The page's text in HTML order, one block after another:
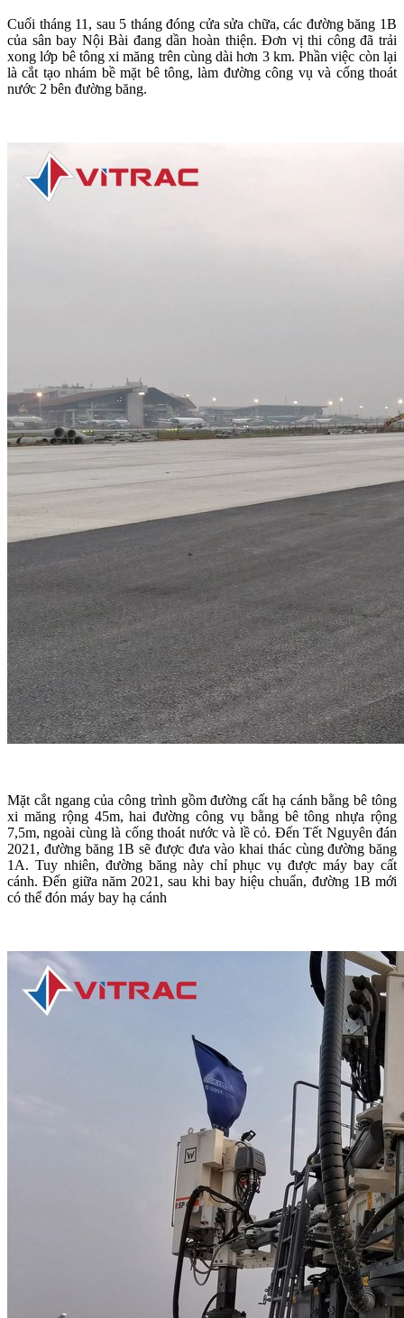
Cuối tháng 11, sau 5 tháng đóng cửa sửa chữa, các đường băng 1B
của sân bay Nội Bài đang dần hoàn thiện. Đơn vị thi công đã trải
xong lớp bê tông xi măng trên cùng dài hơn 3 km. Phần việc còn lại
là cắt tạo nhám bề mặt bê tông, làm đường công vụ và cống thoát
nước 2 bên đường băng.
Mặt cắt ngang của công trình gồm đường cất hạ cánh bằng bê tông
xi măng rộng 45m, hai đường công vụ bằng bê tông nhựa rộng
7,5m, ngoài cùng là cống thoát nước và lề cỏ. Đến Tết Nguyên đán
2021, đường băng 1B sẽ được đưa vào khai thác cùng đường băng
1A. Tuy nhiên, đường băng này chỉ phục vụ được máy bay cất
cánh. Đến giữa năm 2021, sau khi bay hiệu chuẩn, đường 1B mới
có thể đón máy bay hạ cánh